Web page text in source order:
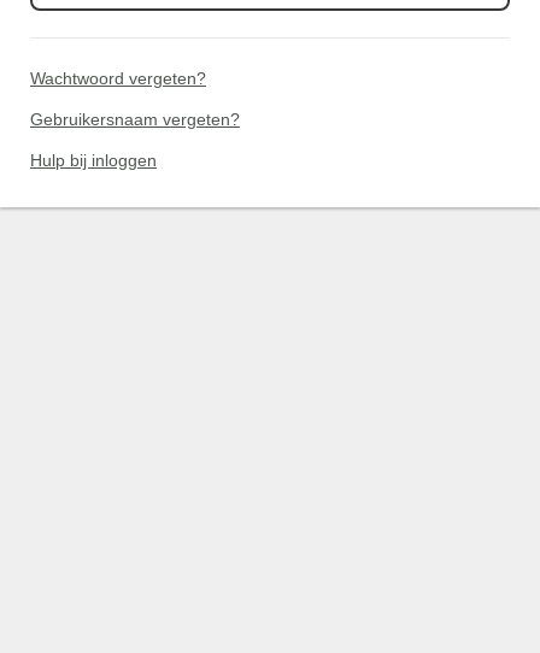
Wachtwoord vergeten?
Gebruikersnaam vergeten?
Hulp bij inloggen